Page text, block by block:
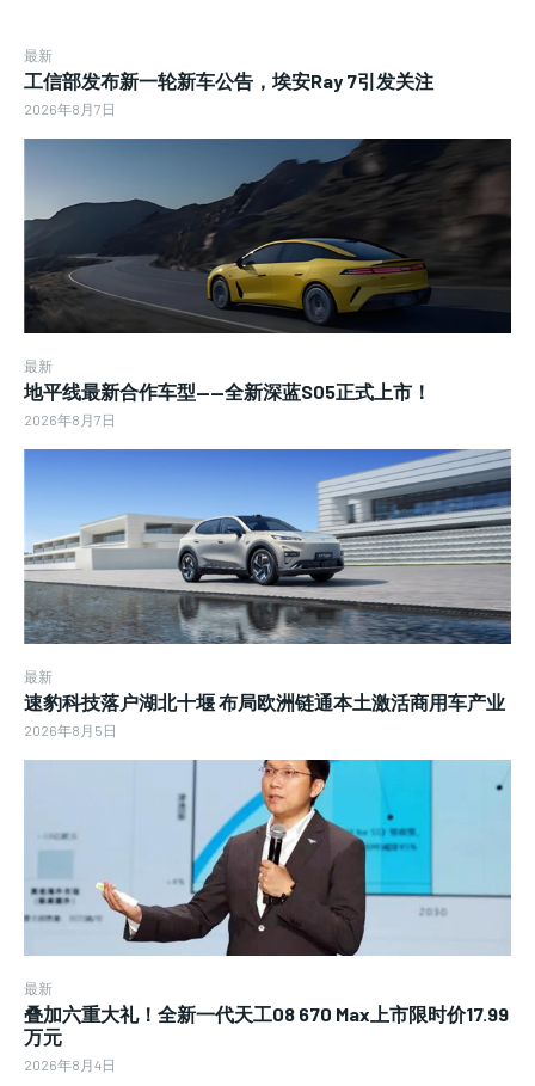
最新
工信部发布新一轮新车公告，埃安Ray 7引发关注
2026年8月7日
最新
地平线最新合作车型——全新深蓝S05正式上市！
2026年8月7日
最新
速豹科技落户湖北十堰 布局欧洲链通本土激活商用车产业
2026年8月5日
最新
叠加六重大礼！全新一代天工08 670 Max上市限时价17.99
万元
2026年8月4日